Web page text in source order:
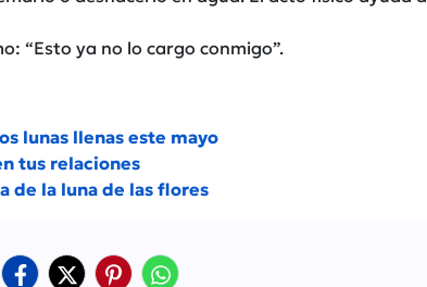
“Esto ya no lo cargo conmigo”.
lunas llenas este mayo
tus relaciones
de la luna de las flores